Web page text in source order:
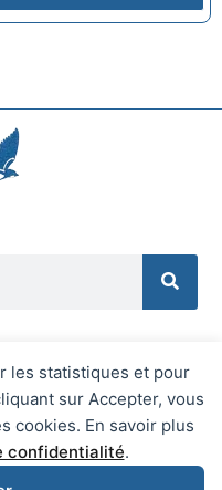
les statistiques et pour
sur Accepter, vous
cookies. En savoir plus
confidentialité.
Réservés